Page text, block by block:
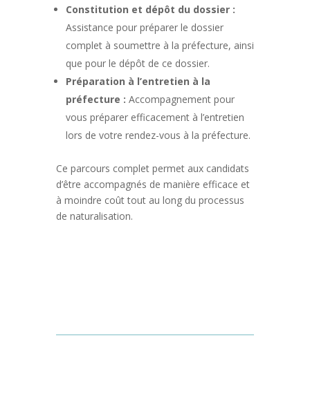
Constitution et dépôt du dossier :
Assistance pour préparer le dossier
complet à soumettre à la préfecture, ainsi
que pour le dépôt de ce dossier.
Préparation à l’entretien à la
préfecture : Accompagnement pour
vous préparer efficacement à l’entretien
lors de votre rendez-vous à la préfecture.
Ce parcours complet permet aux candidats
d’être accompagnés de manière efficace et
à moindre coût tout au long du processus
de naturalisation.